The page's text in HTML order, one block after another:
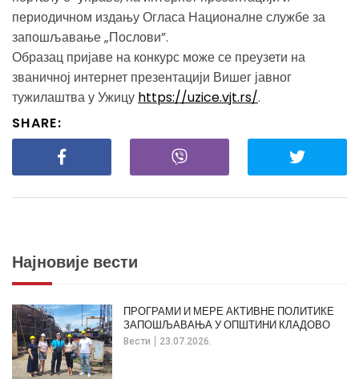
периодичном издању Огласа Националне службе за
запошљавање „Послови”.
Образац пријаве на конкурс може се преузети на
званичној интернет презентацији Вишег јавног
тужилаштва у Ужицу https://uzice.vjt.rs/.
SHARE:
Најновије вести
Вести 23.07.2026.
ПРОГРАМИ И МЕРЕ АКТИВНЕ ПОЛИТИКЕ
ЗАПОШЉАВАЊА У ОПШТИНИ КЛАДОВО